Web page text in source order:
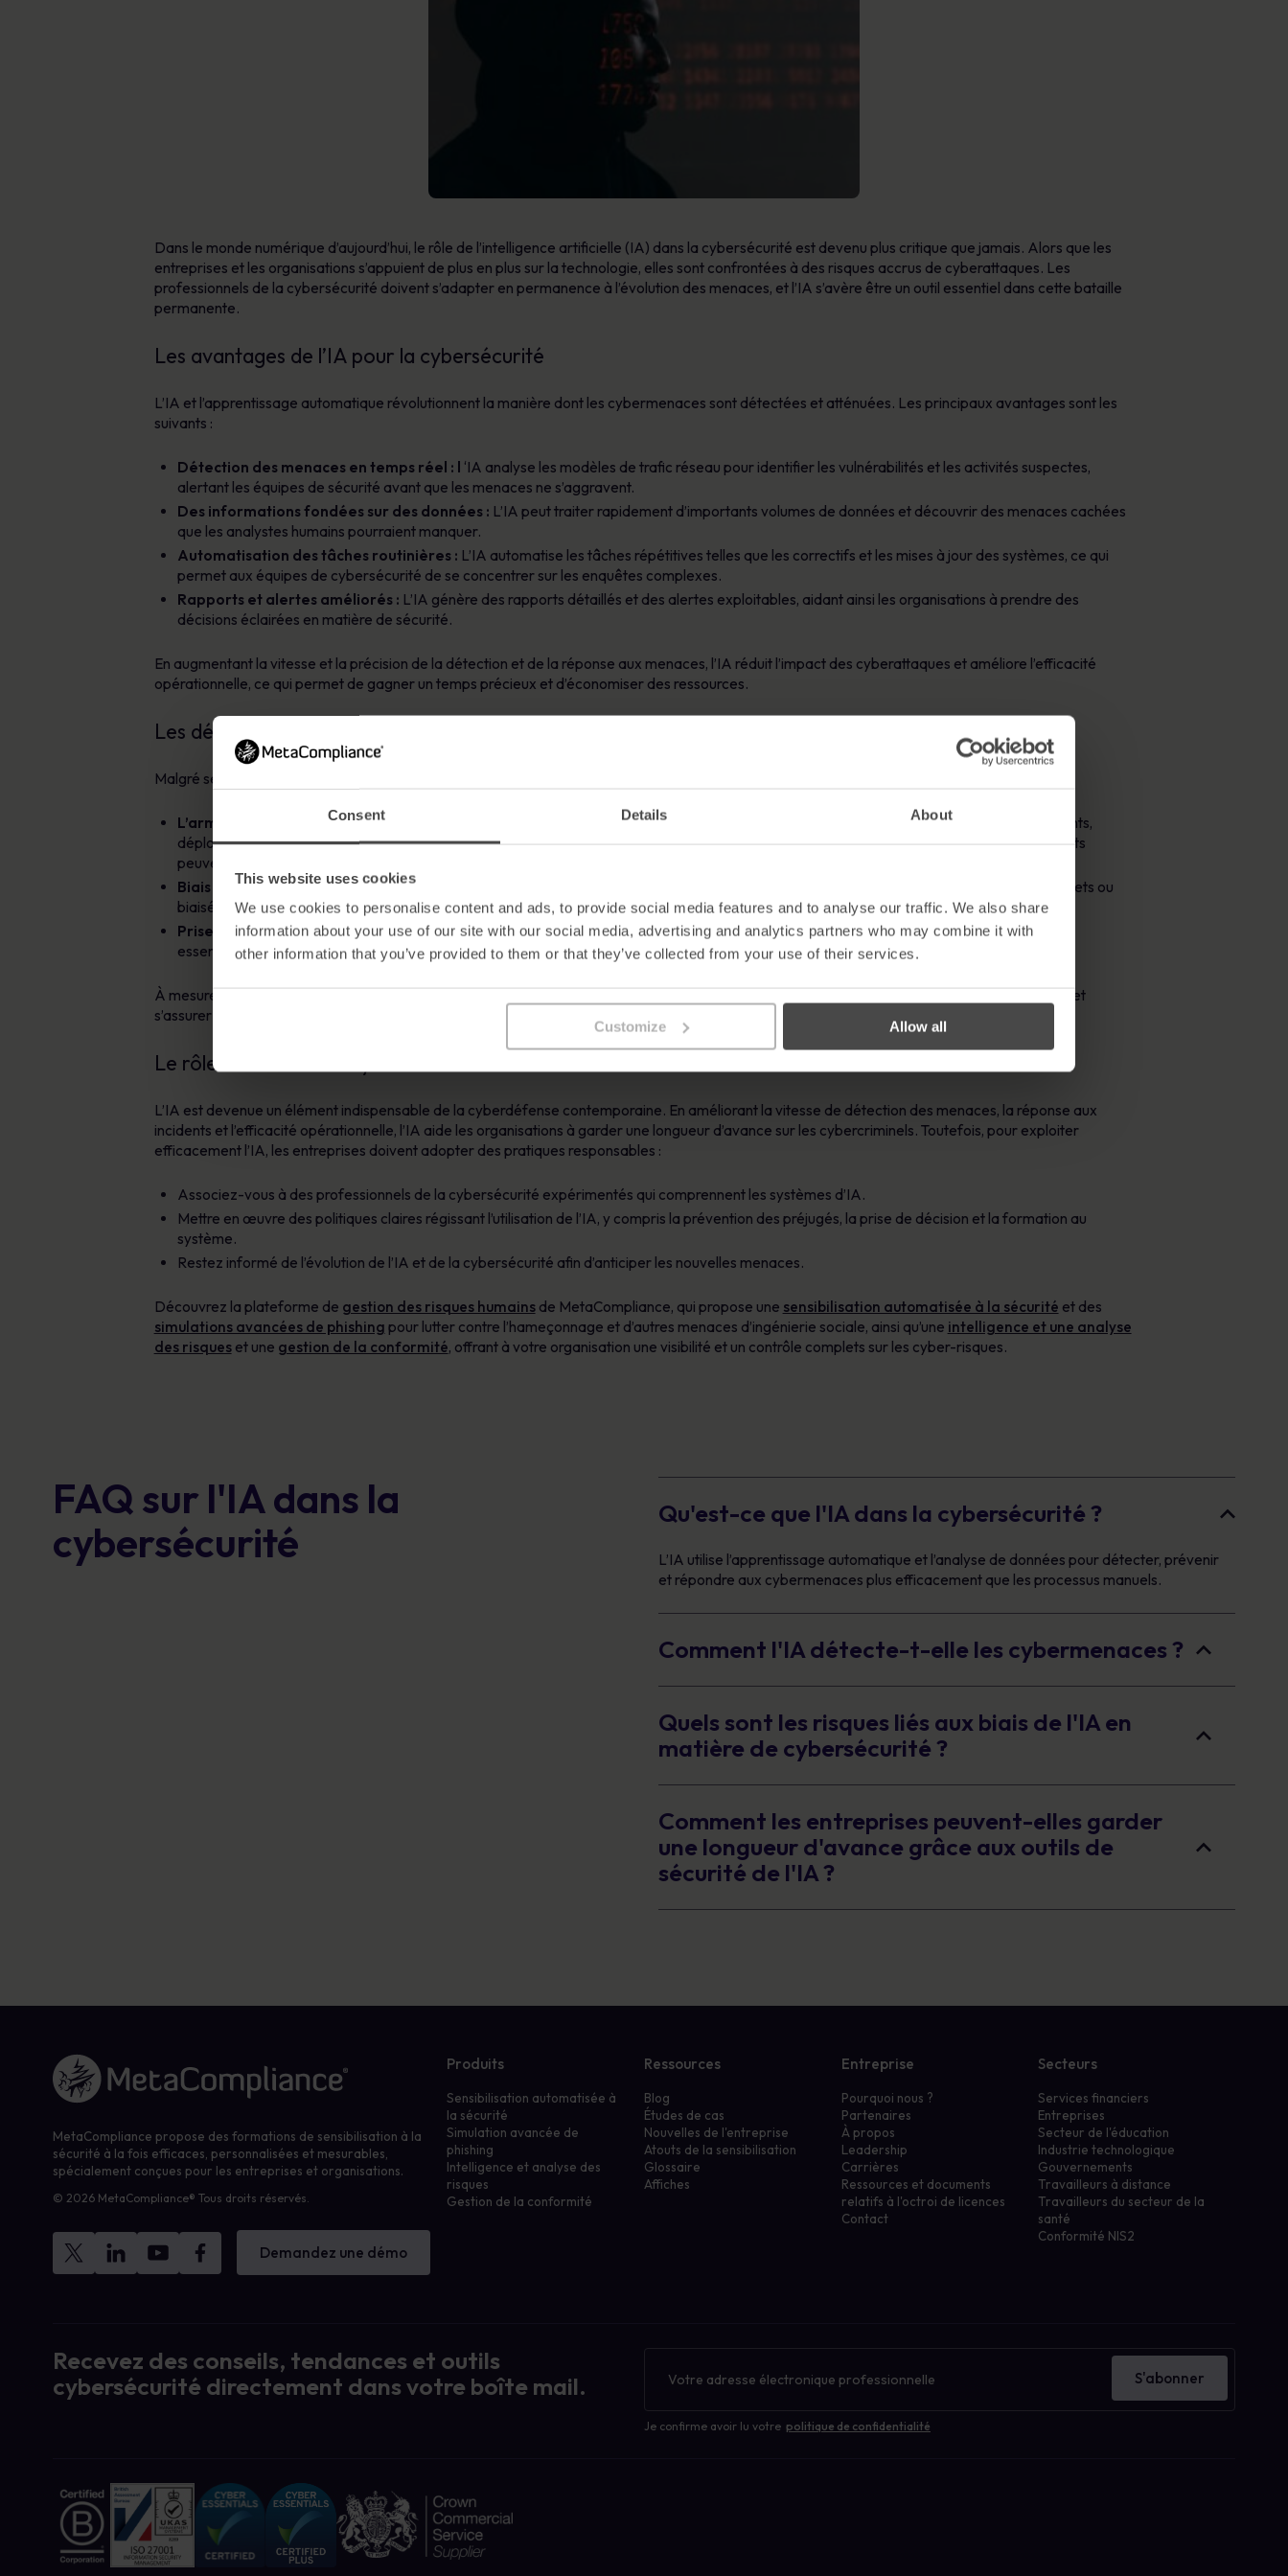
Consent Details About
This website uses cookies
We use cookies to personalise content and ads, to provide social media features and to analyse our traffic. We also share
information about your use of our site with our social media, advertising and analytics partners who may combine it with
other information that you’ve provided to them or that they’ve collected from your use of their services.
Customize Allow all
Dans le monde numérique d’aujourd’hui, le rôle de l’intelligence artificielle (IA) dans la cybersécurité est devenu plus critique que jamais. Alors que les
entreprises et les organisations s’appuient de plus en plus sur la technologie, elles sont confrontées à des risques accrus de cyberattaques. Les
professionnels de la cybersécurité doivent s’adapter en permanence à l’évolution des menaces, et l’IA s’avère être un outil essentiel dans cette bataille
permanente.
Les avantages de l’IA pour la cybersécurité
L’IA et l’apprentissage automatique révolutionnent la manière dont les cybermenaces sont détectées et atténuées. Les principaux avantages sont les
suivants :
Détection des menaces en temps réel : l ‘IA analyse les modèles de trafic réseau pour identifier les vulnérabilités et les activités suspectes,
alertant les équipes de sécurité avant que les menaces ne s’aggravent.
Des informations fondées sur des données : L’IA peut traiter rapidement d’importants volumes de données et découvrir des menaces cachées
que les analystes humains pourraient manquer.
Automatisation des tâches routinières : L’IA automatise les tâches répétitives telles que les correctifs et les mises à jour des systèmes, ce qui
permet aux équipes de cybersécurité de se concentrer sur les enquêtes complexes.
Rapports et alertes améliorés : L’IA génère des rapports détaillés et des alertes exploitables, aidant ainsi les organisations à prendre des
décisions éclairées en matière de sécurité.
En augmentant la vitesse et la précision de la détection et de la réponse aux menaces, l’IA réduit l’impact des cyberattaques et améliore l’efficacité
opérationnelle, ce qui permet de gagner un temps précieux et d’économiser des ressources.
Les défis de l’IA dans la cybersécurité
Malgré ses avantages, l’IA pose plusieurs problèmes :
L’armement par les pirates informatiques :
Les cybercriminels peuvent utiliser l’IA pour créer des courriels d’hameçonnage convaincants,
déployer des logiciels malveillants ou générer des vidéos « deepfake ». La recherche démontre la facilité avec laquelle les codes malveillants
peuvent être automatisés et mis à l’échelle.
Biais dans les systèmes d’IA :La qualité de l’IA dépend des données sur lesquelles elle est entraînée. Des ensembles de données incomplets ou
biaisés peuvent conduire à des résultats erronés, en particulier dans des domaines sensibles comme la reconnaissance faciale.
Prise de décision sans contrôle humain : Une dépendance excessive à l’égard de l’IA peut s’avérer risquée. La supervision humaine est
essentielle, en particulier pour les décisions à fort enjeu telles que la réponse aux cybermenaces perçues.
À mesure que la technologie de l’IA progresse, les entreprises doivent se préparer à des attaques de plus en plus sophistiquées basées sur l’IA et
s’assurer que leurs cadres de sécurité sont robustes et éthiques.
Le rôle de l’IA dans la cybersécurité moderne
L’IA est devenue un élément indispensable de la cyberdéfense contemporaine. En améliorant la vitesse de détection des menaces, la réponse aux
incidents et l’efficacité opérationnelle, l’IA aide les organisations à garder une longueur d’avance sur les cybercriminels. Toutefois, pour exploiter
efficacement l’IA, les entreprises doivent adopter des pratiques responsables :
Associez-vous à des professionnels de la cybersécurité expérimentés qui comprennent les systèmes d’IA.
Mettre en œuvre des politiques claires régissant l’utilisation de l’IA, y compris la prévention des préjugés, la prise de décision et la formation au
système.
Restez informé de l’évolution de l’IA et de la cybersécurité afin d’anticiper les nouvelles menaces.
Découvrez la plateforme de gestion des risques humainsde MetaCompliance, qui propose une sensibilisation automatisée à la sécurité et des
simulations avancées de phishing pour lutter contre l’hameçonnage et d’autres menaces d’ingénierie sociale, ainsi qu’une intelligence et une analyse
des risqueset une gestion de la conformité, offrant à votre organisation une visibilité et un contrôle complets sur les cyber-risques.
FAQ sur l'IA dans la
cybersécurité
Qu'est-ce que l'IA dans la cybersécurité ?
L’IA utilise l’apprentissage automatique et l’analyse de données pour détecter, prévenir
et répondre aux cybermenaces plus efficacement que les processus manuels.
Comment l'IA détecte-t-elle les cybermenaces ?
Quels sont les risques liés aux biais de l'IA en
matière de cybersécurité ?
Comment les entreprises peuvent-elles garder
une longueur d'avance grâce aux outils de
sécurité de l'IA ?
Lien vers la page d'accueil
MetaCompliance propose des formations de sensibilisation à la
sécurité à la fois efficaces, personnalisées et mesurables,
spécialement conçues pour les entreprises et organisations.
© 2026 MetaCompliance® Tous droits réservés.
Demandez une démo
Produits
Sensibilisation automatisée à
la sécurité
Simulation avancée de
phishing
Intelligence et analyse des
risques
Gestion de la conformité
Ressources
Blog
Études de cas
Nouvelles de l'entreprise
Atouts de la sensibilisation
Glossaire
Affiches
Entreprise
Pourquoi nous ?
Partenaires
À propos
Leadership
Carrières
Ressources et documents
relatifs à l'octroi de licences
Contact
Secteurs
Services financiers
Entreprises
Secteur de l'éducation
Industrie technologique
Gouvernements
Travailleurs à distance
Travailleurs du secteur de la
santé
Conformité NIS2
Recevez des conseils, tendances et outils
cybersécurité directement dans votre boîte mail.
d'information
Je confirme avoir lu votre politique de confidentialité
S'abonner